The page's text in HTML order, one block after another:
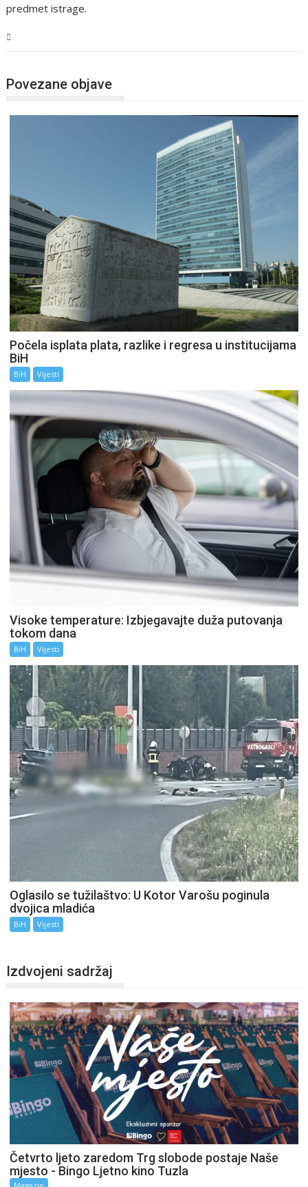
predmet istrage.
Povezane objave
Počela isplata plata, razlike i regresa u institucijama
BiH
BiH Vijesti
Visoke temperature: Izbjegavajte duža putovanja
tokom dana
BiH Vijesti
Oglasilo se tužilaštvo: U Kotor Varošu poginula
dvojica mladića
BiH Vijesti
Izdvojeni sadržaj
Četvrto ljeto zaredom Trg slobode postaje Naše
mjesto - Bingo Ljetno kino Tuzla